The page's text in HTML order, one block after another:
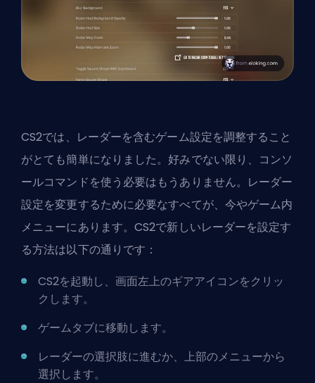
CS2では、レーダーを含むゲーム設定を調整すること
がとても簡単になりました。好みでない限り、コンソ
ールコマンドを使う必要はもうありません。レーダー
設定を変更するために必要なすべてが、今やゲーム内
メニューにあります。CS2で新しいレーダーを設定す
る方法は以下の通りです：
CS2を起動し、画面左上のギアアイコンをクリッ
クします。
ゲームタブに移動します。
レーダーの選択肢に進むか、上部のメニューから
選択します。